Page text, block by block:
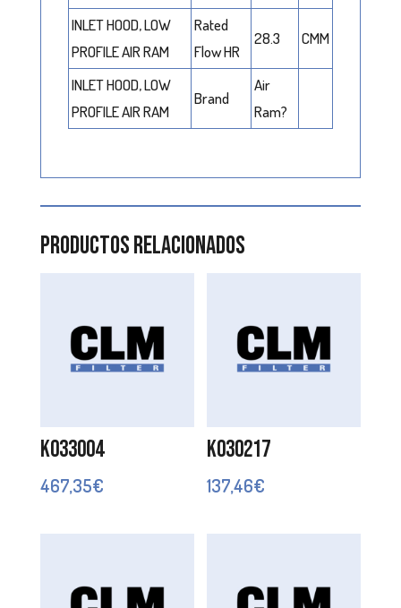
INLET HOOD, LOW
PROFILE AIR RAM
Rated
Flow HR
28.3 CMM
INLET HOOD, LOW
PROFILE AIR RAM
Brand
Air
Ram?
Productos relacionados
K033004
467,35€
K030217
137,46€